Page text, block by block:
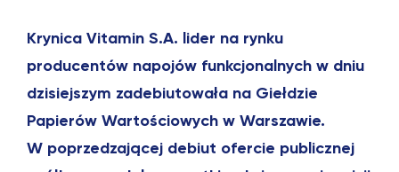
Krynica Vitamin S.A. lider na rynku
producentów napojów funkcjonalnych w dniu
dzisiejszym zadebiutowała na Giełdzie
Papierów Wartościowych w Warszawie.
W poprzedzającej debiut ofercie publicznej